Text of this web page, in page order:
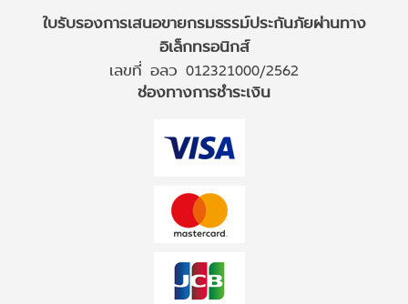
ใบรับรองการเสนอขายกรมธรรม์ประกันภัยผ่านทาง
อิเล็กทรอนิกส์
เลขที่ อลว 012321000/2562
ช่องทางการชำระเงิน